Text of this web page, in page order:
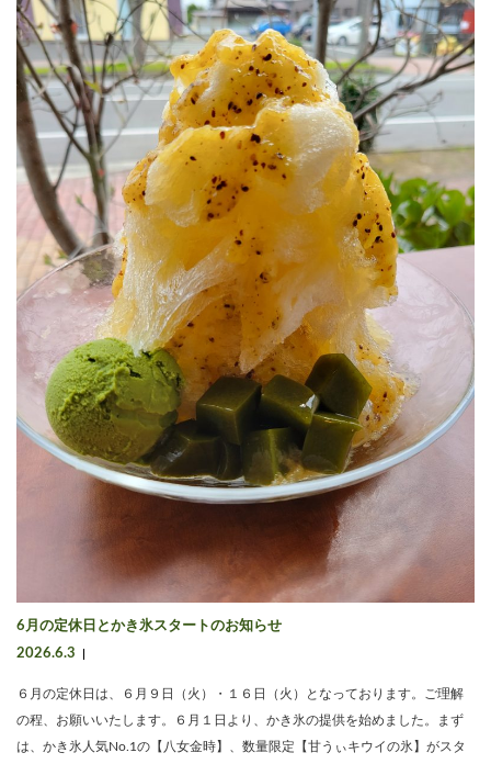
6月の定休日とかき氷スタートのお知らせ
2026.6.3
６月の定休日は、６月９日（火）・１６日（火）となっております。ご理解
の程、お願いいたします。６月１日より、かき氷の提供を始めました。まず
は、かき氷人気No.1の【八女金時】、数量限定【甘うぃキウイの氷】がスタ